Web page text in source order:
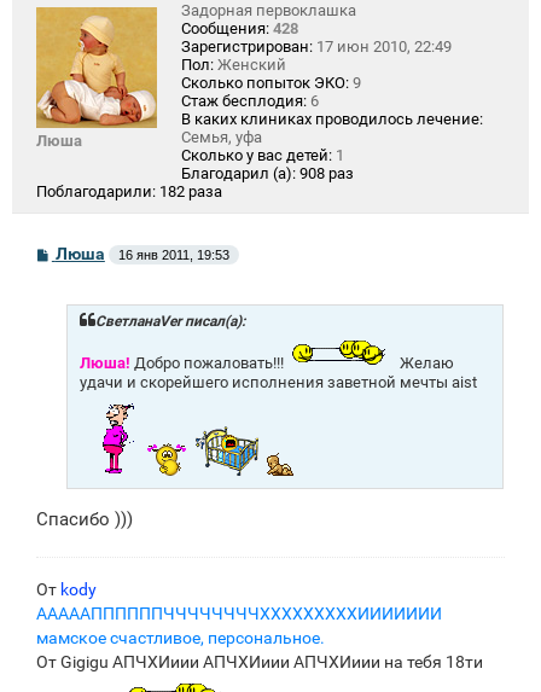
Люша
Задорная первоклашка
Сообщения: 428
Зарегистрирован: 17 июн 2010, 22:49
Пол: Женский
Сколько попыток ЭКО: 9
Стаж бесплодия: 6
В каких клиниках проводилось лечение:
Семья, уфа
Сколько у вас детей: 1
Благодарил (а): 908 раз
Поблагодарили: 182 раза
С
Люша 16 янв 2011, 19:53
СветланаVer писал(а):
Люша! Добро пожаловать!!!
Желаю
удачи и скорейшего исполнения заветной мечты aist
Спасибо )))
От kody
АААААППППППЧЧЧЧЧЧЧЧХХХХХХХХХИИИИИИИ
мамское счастливое, персональное.
От Gigigu АПЧХИиии АПЧХИиии АПЧХИиии на тебя 18ти